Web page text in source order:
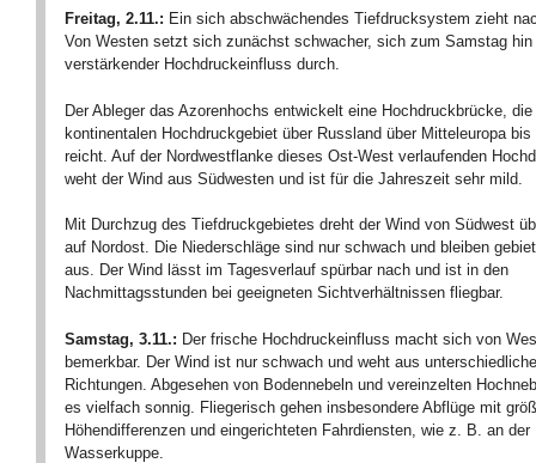
Freitag, 2.11.: Ein sich abschwächendes Tiefdrucksystem zieht
Von Westen setzt sich zunächst schwacher, sich zum Samstag hin
verstärkender Hochdruckeinfluss durch.
Der Ableger das Azorenhochs entwickelt eine Hochdruckbrücke,
kontinentalen Hochdruckgebiet über Russland über Mitteleuropa
reicht. Auf der Nordwestflanke dieses Ost-West verlaufenden
weht der Wind aus Südwesten und ist für die Jahreszeit sehr mild.
Mit Durchzug des Tiefdruckgebietes dreht der Wind von Südwest
auf Nordost. Die Niederschläge sind nur schwach und bleiben
aus. Der Wind lässt im Tagesverlauf spürbar nach und ist in den
Nachmittagsstunden bei geeigneten Sichtverhältnissen fliegbar.
Samstag, 3.11.: Der frische Hochdruckeinfluss macht sich von
bemerkbar. Der Wind ist nur schwach und weht aus
Richtungen. Abgesehen von Bodennebeln und vereinzelten
es vielfach sonnig. Fliegerisch gehen insbesondere Abflüge mit
Höhendifferenzen und eingerichteten Fahrdiensten, wie z. B. an der
Wasserkuppe.